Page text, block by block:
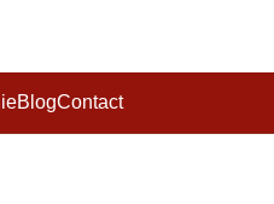
BlogContact